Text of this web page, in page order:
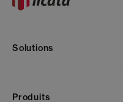
Solutions
Produits